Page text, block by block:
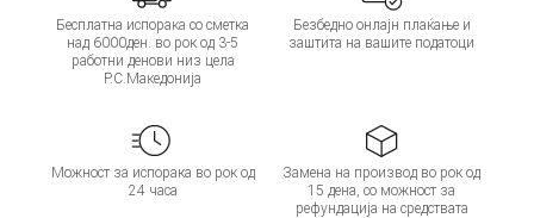
Бесплатна испорака со сметка
над 6000ден. во рок од 3-5
работни денови низ цела
Р.С.Македонија
Безбедно онлајн плаќање и
заштита на вашите податоци
Можност за испорака во рок од
24 часа
Замена на производ во рок од
15 дена, со можност за
рефундација на средствата